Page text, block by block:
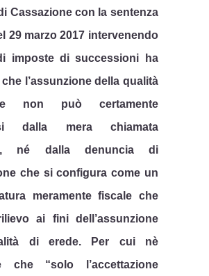
Cassazione con la sentenza
29 marzo 2017 intervenendo
imposte di successioni ha
l’assunzione della qualità
non può certamente
dalla mera chiamata
né dalla denuncia di
che si configura come un
meramente fiscale che
ai fini dell’assunzione
di erede. Per cui nè
che “solo l’accettazione